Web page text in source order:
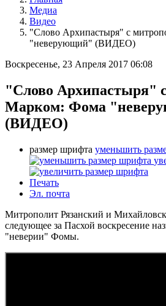
Медиа
Видео
"Слово Архипастыря" с
"неверующий" (ВИДЕО)
Воскресенье, 23 Апреля 2017 06:08
"Слово Архипастыря"
Марком: Фома
(ВИДЕО)
размер шрифта уменьшить
Печать
Эл. почта
Митрополит Рязанский и
следующее за Пасхой воскресение
"неверии" Фомы.